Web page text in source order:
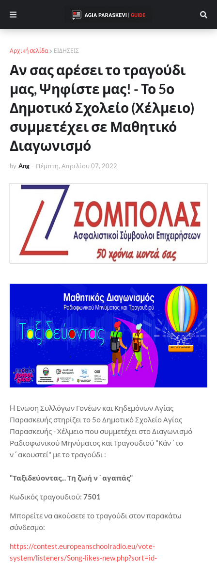
Αρχική σελίδα ΕΙΔΗΣΕΙΣ
Αν σας αρέσει το τραγούδι
μας, Ψηφίστε μας! - Το 5ο
Δημοτικό Σχολείο (Χέλμειο)
συμμετέχει σε Μαθητικό
Διαγωνισμό
by Ang - Πέμπτη, Απριλίου 07, 2022
H Ενωση Συλλόγων Γονέων και Κηδεμόνων Αγίας
Παρασκευής στηρίζει το 5ο Δημοτικό Σχολείο Αγίας
Παρασκευής - Χέλμειο που συμμετέχει στο Διαγωνισμό
Ραδιοφωνικού Μηνύματος και Τραγουδιού "Κάν΄το
ν΄ακουστεί" με το τραγούδι :
"Ταξιδεύοντας... Τη ζωή ν΄αγαπάς"
Κωδικός τραγουδιού: 7501
Μπορείτε να ακούσετε το τραγούδι στον παρακάτω
σύνδεσμο:
https://contest.europeanschoolradio.eu/vote-
system/listeners/Song-likes-new.php?sort=id-